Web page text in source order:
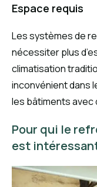
Espace requis
Les systèmes de
nécessiter plus
climatisation
inconvénient dans
les bâtiments avec
Pour qui le
est